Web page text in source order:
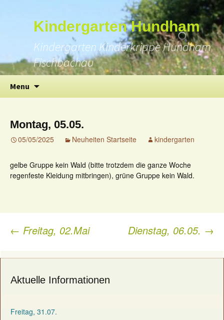
Kindergarten Hundham
Kindergarten Kinderkrippe Hundham
Fischbachau
Menu
content
Suchen
nach:
Montag, 05.05.
05/05/2025 Neuheiten Startseite kindergarten
gelbe Gruppe kein Wald (bitte trotzdem die ganze Woche
regenfeste Kleidung mitbringen), grüne Gruppe kein Wald.
Post
← Freitag, 02.Mai Dienstag, 06.05. →
Aktuelle Informationen
Freitag, 31.07.